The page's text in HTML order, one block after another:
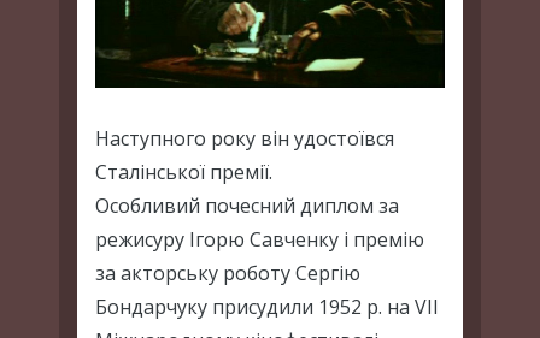
Наступного року він удостоївся
Сталінської премії.
Особливий почесний диплом за
режисуру Ігорю Савченку і премію
за акторську роботу Сергію
Бондарчуку присудили 1952 р. на VII